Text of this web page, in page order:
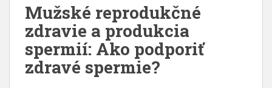
Mužské reprodukčné
zdravie a produkcia
spermií: Ako podporiť
zdravé spermie?